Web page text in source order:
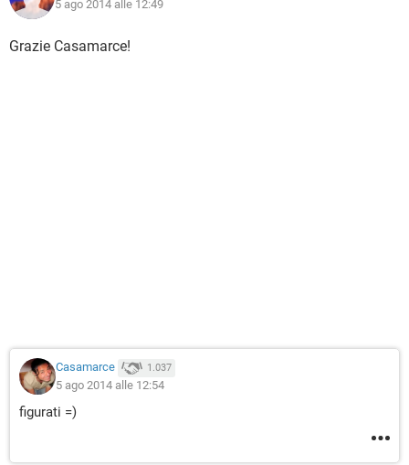
5 ago 2014 alle 12:49
Grazie Casamarce!
Casamarce 1.037
5 ago 2014 alle 12:54
figurati =)